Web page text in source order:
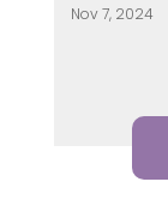
Nov 7, 2024